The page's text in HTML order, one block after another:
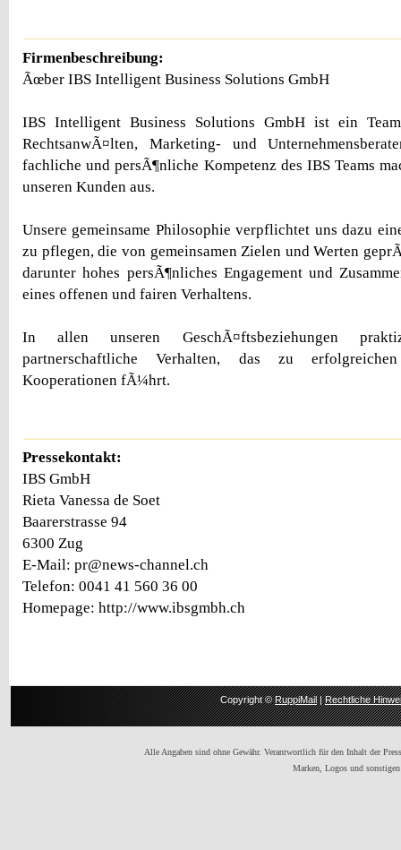
Firmenbeschreibung:
Ãœber IBS Intelligent Business Solutions GmbH
IBS Intelligent Business Solutions GmbH ist ein
RechtsanwÃ¤lten, Marketing- und
fachliche und persÃ¶nliche Kompetenz des IBS Teams
unseren Kunden aus.
Unsere gemeinsame Philosophie verpflichtet uns dazu
zu pflegen, die von gemeinsamen Zielen und Werten
darunter hohes persÃ¶nliches Engagement und
eines offenen und fairen Verhaltens.
In allen unseren GeschÃ¤ftsbeziehungen
partnerschaftliche Verhalten, das zu
Kooperationen fÃ¼hrt.
Pressekontakt:
IBS GmbH
Rieta Vanessa de Soet
Baarerstrasse 94
6300 Zug
E-Mail: pr@news-channel.ch
Telefon: 0041 41 560 36 00
Homepage: http://www.ibsgmbh.ch
Copyright ©RuppiMail|Rechtliche
Alle Angaben sind ohne Gewähr. Verantwortlich für den Inhalt der
Marken, Logos und